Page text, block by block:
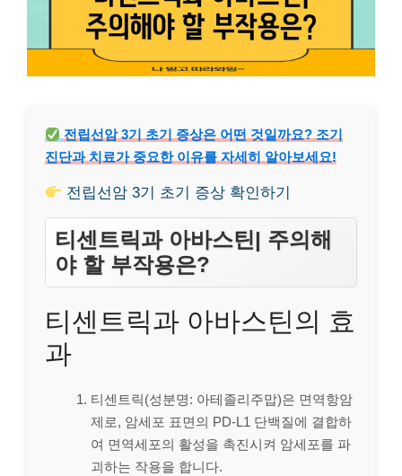
전립선암 3기 초기 증상은 어떤 것일까요? 조기
진단과 치료가 중요한 이유를 자세히 알아보세요!
전립선암 3기 초기 증상 확인하기
티센트릭과 아바스틴| 주의해
야 할 부작용은?
티센트릭과 아바스틴의 효
과
티센트릭(성분명: 아테졸리주맙)은 면역항암
제로, 암세포 표면의 PD-L1 단백질에 결합하
여 면역세포의 활성을 촉진시켜 암세포를 파
괴하는 작용을 합니다.